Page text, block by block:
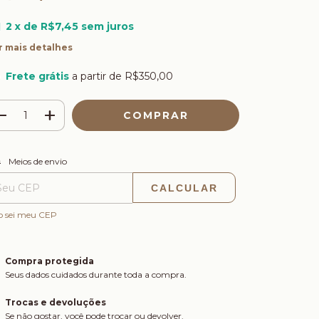
2 x de R$7,45 sem juros
mais detalhes
Frete grátis a partir de R$350,00
para o CEP:
Meios de envio
CALCULAR
sei meu CEP
Compra protegida
Seus dados cuidados durante toda a compra.
Trocas e devoluções
Se não gostar, você pode trocar ou devolver.